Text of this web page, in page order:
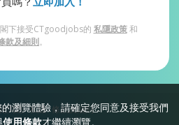
瀏覽體驗，請確定您同意及接受我們
使用條款才繼續瀏覽。
下接受CTgoodjobs的 私隱政策和
款及細則。
問題 私隱 條款及細則